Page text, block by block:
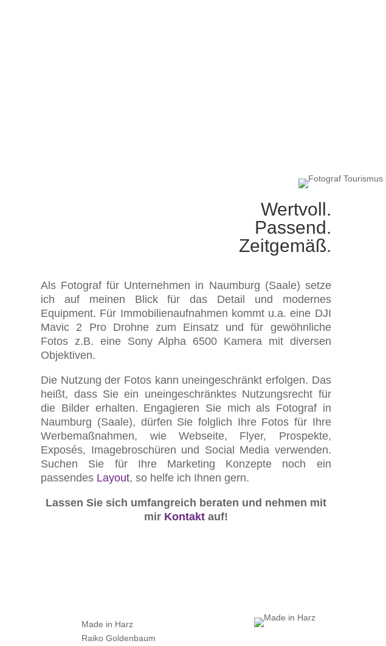
Wertvoll.
Passend.
Zeitgemäß.
Als Fotograf für Unternehmen in Naumburg (Saale) setze
ich auf meinen Blick für das Detail und modernes
Equipment. Für Immobilienaufnahmen kommt u.a. eine DJI
Mavic 2 Pro Drohne zum Einsatz und für gewöhnliche
Fotos z.B. eine Sony Alpha 6500 Kamera mit diversen
Objektiven.
Die Nutzung der Fotos kann uneingeschränkt erfolgen. Das
heißt, dass Sie ein uneingeschränktes Nutzungsrecht für
die Bilder erhalten. Engagieren Sie mich als Fotograf in
Naumburg (Saale), dürfen Sie folglich Ihre Fotos für Ihre
Werbemaßnahmen, wie Webseite, Flyer, Prospekte,
Exposés, Imagebroschüren und Social Media verwenden.
Suchen Sie für Ihre Marketing Konzepte noch ein
passendes Layout, so helfe ich Ihnen gern.
Lassen Sie sich umfangreich beraten und nehmen mit
mir Kontaktauf!
Made in Harz
Raiko Goldenbaum